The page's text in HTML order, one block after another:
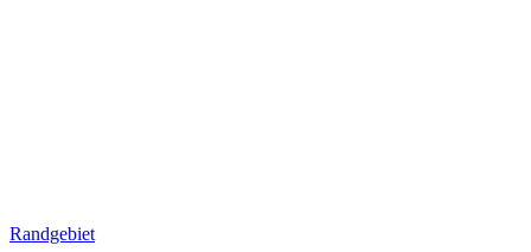
Randgebiet